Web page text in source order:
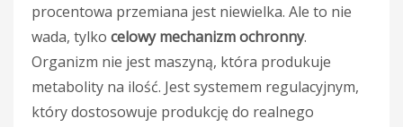
procentowa przemiana jest niewielka. Ale to nie
wada, tylko celowy mechanizm ochronny.
Organizm nie jest maszyną, która produkuje
metabolity na ilość. Jest systemem regulacyjnym,
który dostosowuje produkcję do realnego